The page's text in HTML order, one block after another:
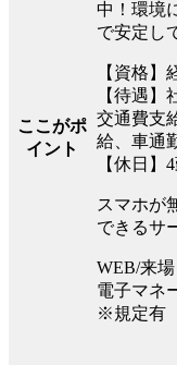
ここがポ
イント
中！環境
で安定し
【資格】
【待遇
交通費支
給、車通
【休日
スマホが
できるサ
WEB/来
電子マネ
※規定有